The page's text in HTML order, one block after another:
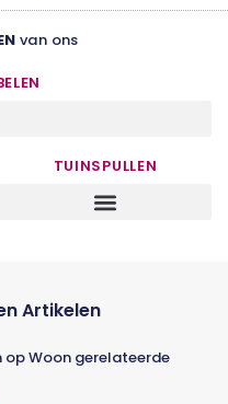
van ons
TUINSPULLEN
Artikelen
op Woon gerelateerde